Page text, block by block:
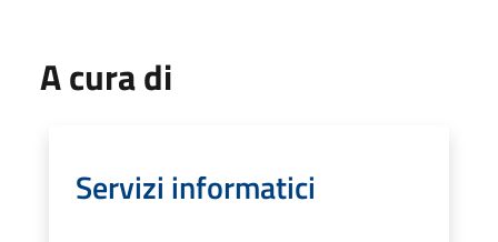
A cura di
Servizi informatici